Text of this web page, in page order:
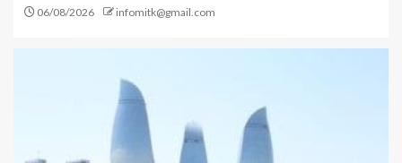
06/08/2026 infomitk@gmail.com